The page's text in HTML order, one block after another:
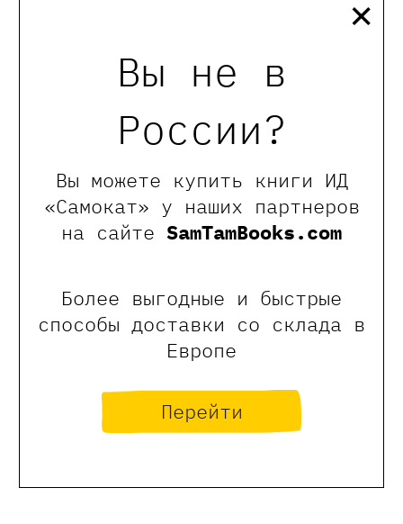
Вы не в
России?
Вы можете купить книги ИД
«Самокат» у наших партнеров
на сайте SamTamBooks.com
Более выгодные и быстрые
способы доставки со склада в
Европе
Перейти
Марина Коровкина
Графический дизайнер и почти
Обожаю животных и много лет веду
занятия про них для детей в музее,
где рассказывает о тайнах и
удивительных фактах из жизни братьев
собака - корги Мюнхаузен. Во
время долгих прогулок с ним
появляются классные идеи для занятий